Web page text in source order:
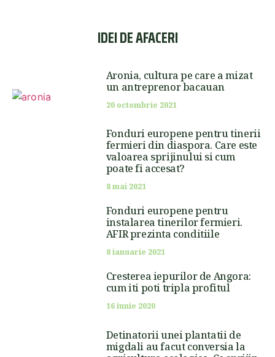
IDEI DE AFACERI
Aronia, cultura pe care a mizat
un antreprenor bacauan
20 octombrie 2021
Fonduri europene pentru tinerii
fermieri din diaspora. Care este
valoarea sprijinului si cum
poate fi accesat?
8 mai 2021
Fonduri europene pentru
instalarea tinerilor fermieri.
AFIR prezinta conditiile
8 ianuarie 2021
Cresterea iepurilor de Angora:
cum iti poti tripla profitul
16 iunie 2020
Detinatorii unei plantatii de
migdali au facut conversia la